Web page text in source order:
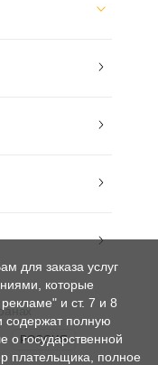
РОССИЯ
для заказа услуг
которые
и ст. 7 и 8
содержат полную
о государственной
плательщика, полное